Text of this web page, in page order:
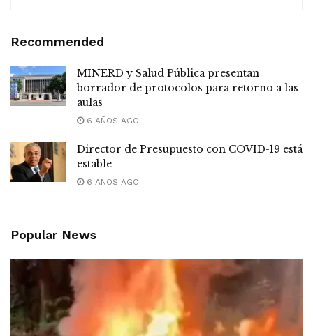
Recommended
MINERD y Salud Pública presentan
borrador de protocolos para retorno a las
aulas
6 AÑOS AGO
Director de Presupuesto con COVID-19 está
estable
6 AÑOS AGO
Popular News